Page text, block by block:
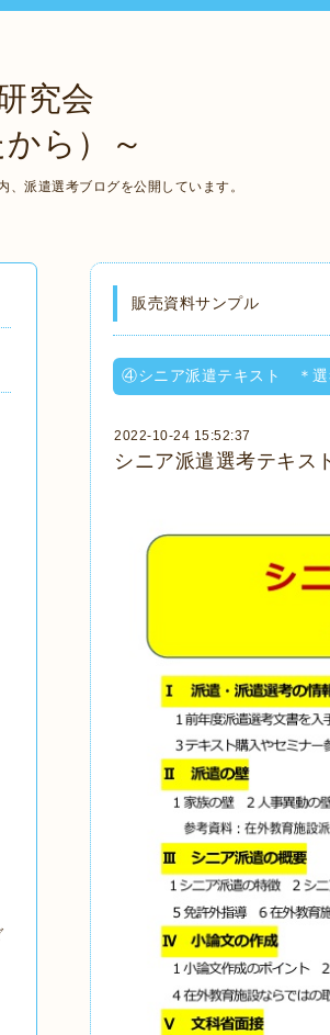
究会
ら）～
、派遣選考ブログを公開しています。
販売資料サンプル
④シニア派遣テキスト ＊選
2022-10-24 15:52:37
シニア派遣選考テキス